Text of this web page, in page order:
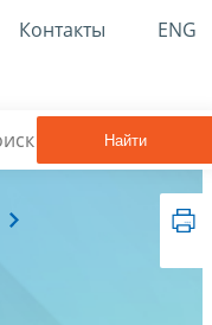
Контакты ENG
Найти